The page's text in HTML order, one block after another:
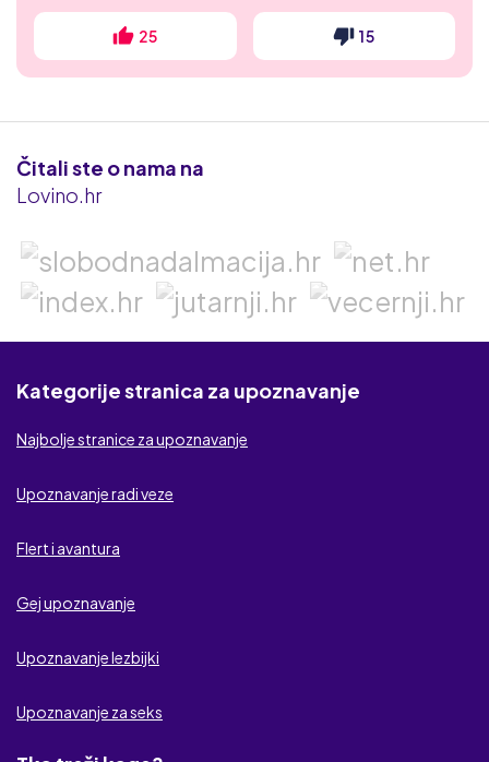
Naughty date
XXX HR flert
Flert kontakt
cDate
Flert Klub
Be Naughty
25 15
Čitali ste o nama na
Lovino.hr
Kategorije stranica za upoznavanje
Najbolje stranice za upoznavanje
Upoznavanje radi veze
Flert i avantura
Gej upoznavanje
Upoznavanje lezbijki
Upoznavanje za seks